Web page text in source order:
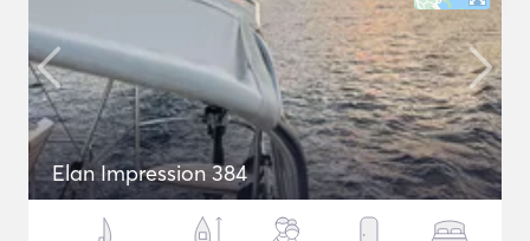
Elan Impression 384